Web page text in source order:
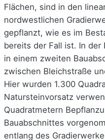
Flächen, sind in den
nordwestlichen
gepflanzt, wie es im
bereits der Fall ist. In
in einem zweiten
zwischen Bleichstraße
Hier wurden 1.300
Natursteinvorsatz
Quadratmetern
Bauabschnittes
entlang des